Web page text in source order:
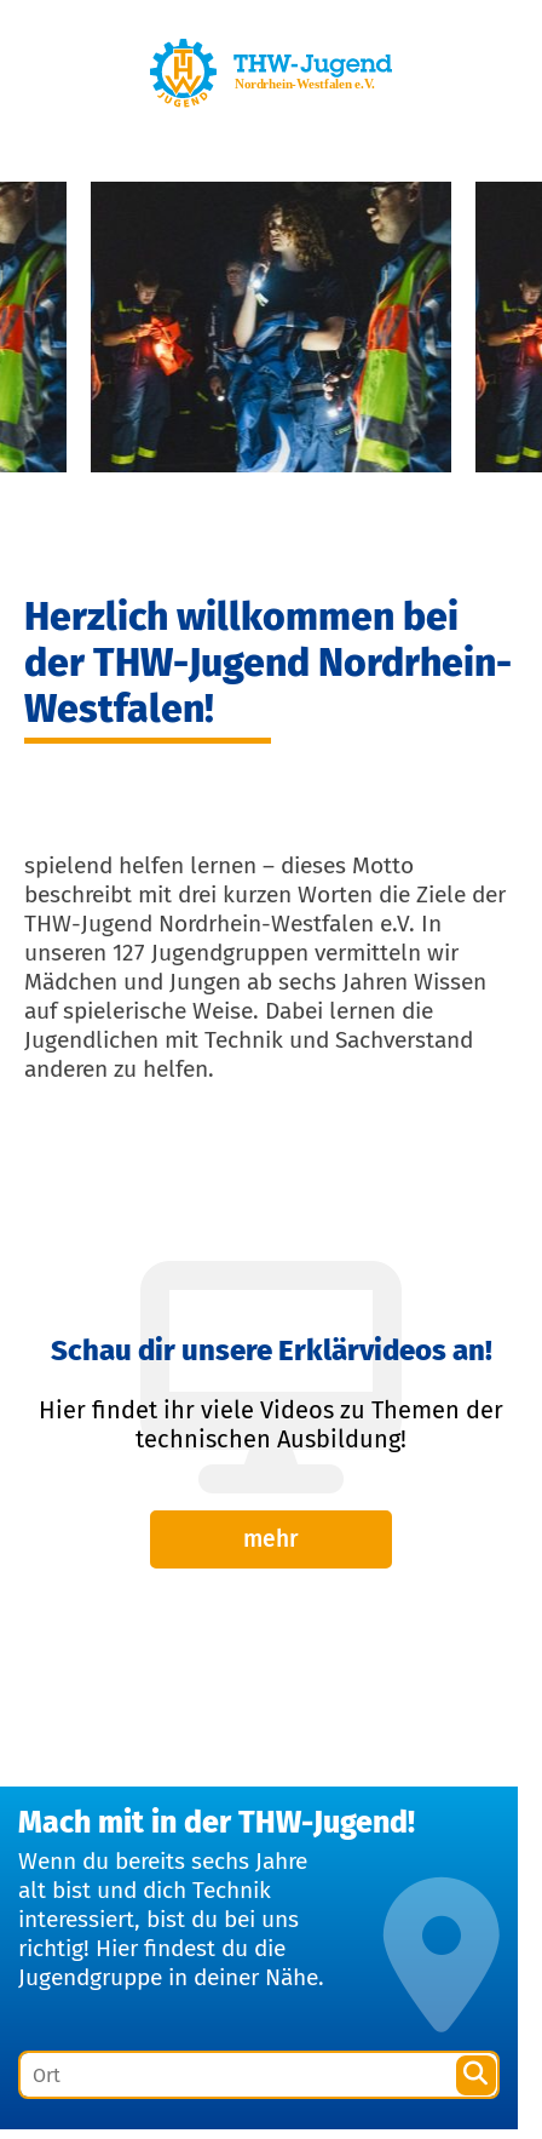
Herzlich willkommen bei
der THW-Jugend Nordrhein-
Westfalen!
spielend helfen lernen – dieses Motto
beschreibt mit drei kurzen Worten die Ziele der
THW-Jugend Nordrhein-Westfalen e.V. In
unseren 127 Jugendgruppen vermitteln wir
Mädchen und Jungen ab sechs Jahren Wissen
auf spielerische Weise. Dabei lernen die
Jugendlichen mit Technik und Sachverstand
anderen zu helfen.
Schau dir unsere Erklärvideos an!
Hier findet ihr viele Videos zu Themen der
technischen Ausbildung!
mehr
Mach mit in der THW-Jugend!
Wenn du bereits sechs Jahre
alt bist und dich Technik
interessiert, bist du bei uns
richtig! Hier findest du die
Jugendgruppe in deiner Nähe.